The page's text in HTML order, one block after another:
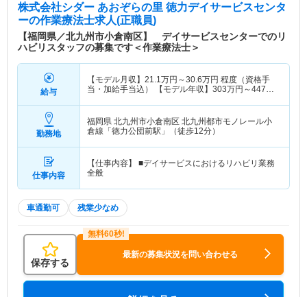
株式会社シダー あおぞらの里 徳力デイサービスセンタ
ーの作業療法士求人(正職員)
【福岡県／北九州市小倉南区】 デイサービスセンターでのリ
ハビリスタッフの募集です＜作業療法士＞
給与
【モデル月収】 21.1万円～30.6万円 程度（資格手
当・加給手当込） 【モデル年収】 303万円～447万
勤務地
福岡県 北九州市小倉南区 北九州都市モノレール小
倉線「徳力公団前駅」（徒歩12分）
仕事内容
【仕事内容】 ■デイサービスにおけるリハビリ業務
全般
車通勤可 残業少なめ
保存する
最新の募集状況を問い合わせる